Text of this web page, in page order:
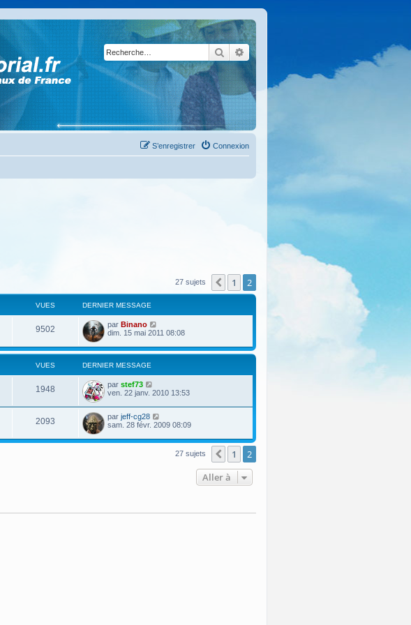
RechercherRecherche avancée
Connexion
S’enregistrer
27 sujets Précédente
1 2
VUES DERNIER MESSAGE
9502 par Binano
dim. 15 mai 2011 08:08
VUES DERNIER MESSAGE
1948 par stef73
ven. 22 janv. 2010 13:53
2093 par jeff-cg28
sam. 28 févr. 2009 08:09
27 sujets Précédente
1 2
Aller à